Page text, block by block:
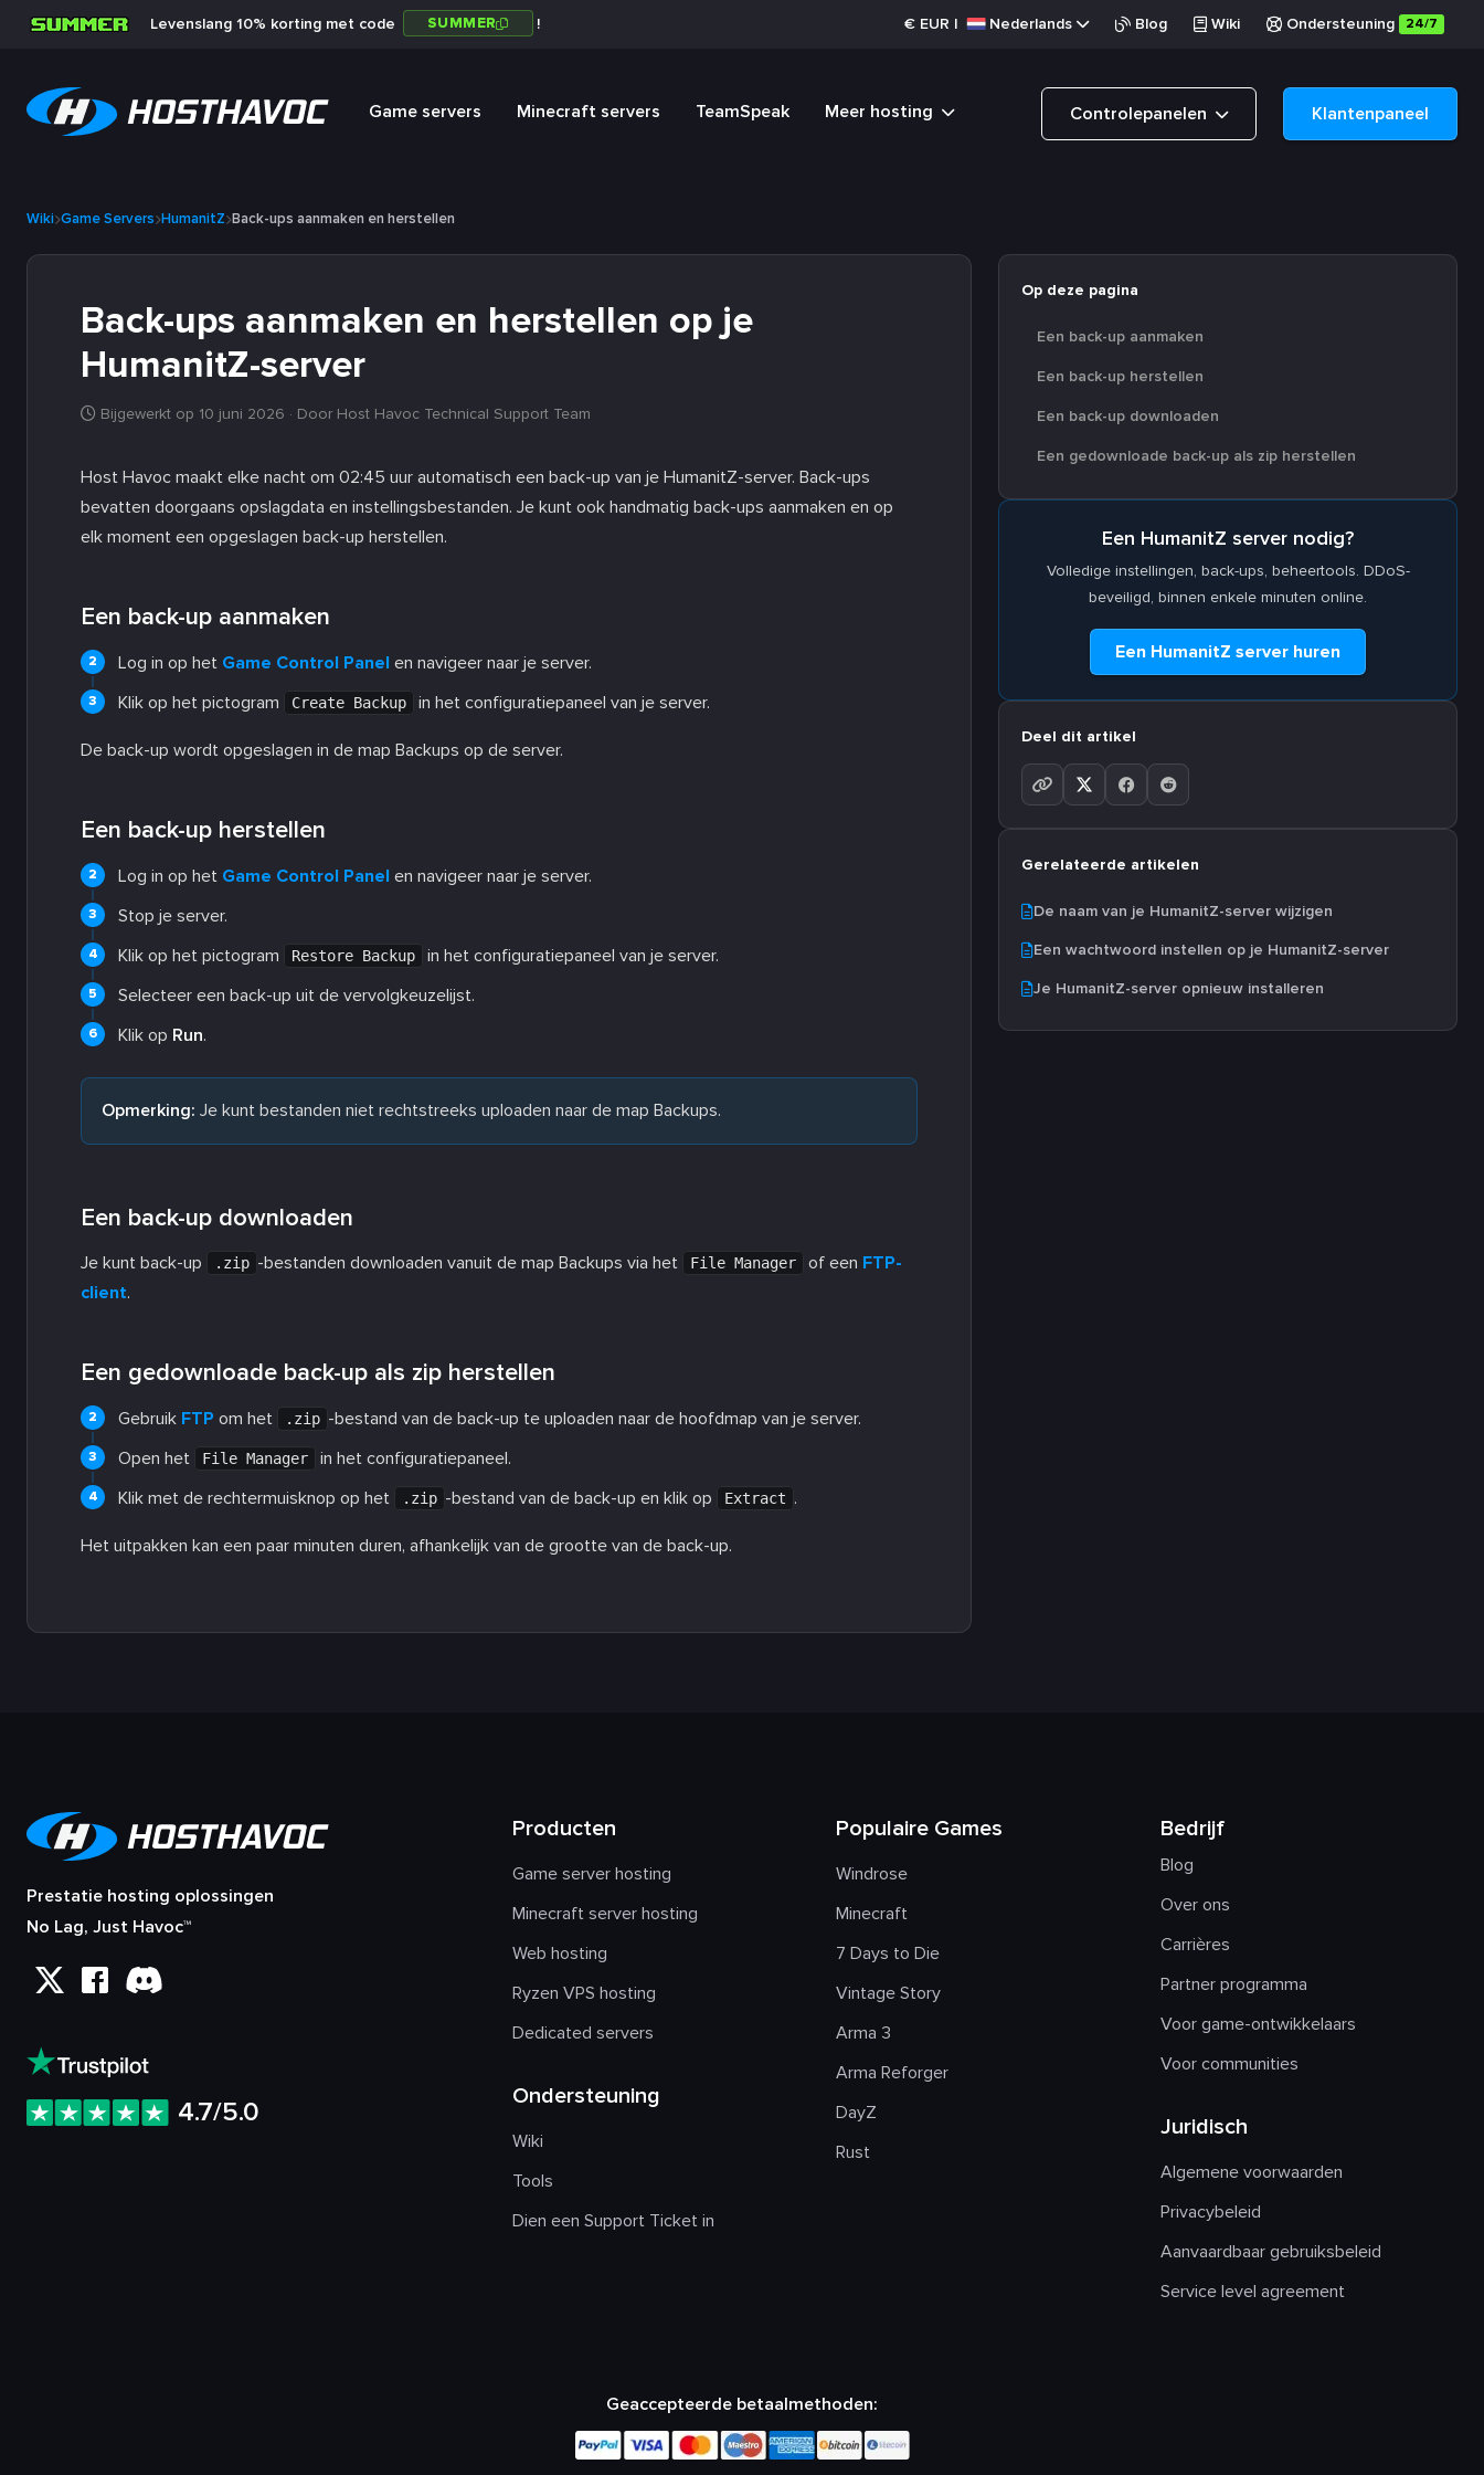
Levenslang 10% korting met code SUMMER ! € EUR | Nederlands Blog Wiki Ondersteuning 24/7
Game servers Minecraft servers TeamSpeak Meer hosting Controlepanelen Klantenpaneel
Wiki Game Servers HumanitZ Back-ups aanmaken en herstellen
Back-ups aanmaken en herstellen op je
HumanitZ-server
Bijgewerkt op 10 juni 2026 · Door Host Havoc Technical Support Team
Host Havoc maakt elke nacht om 02:45 uur automatisch een back-up van je HumanitZ-server. Back-ups
bevatten doorgaans opslagdata en instellingsbestanden. Je kunt ook handmatig back-ups aanmaken en op
elk moment een opgeslagen back-up herstellen.
Een back-up aanmaken
Log in op het Game Control Panel en navigeer naar je server.
Klik op het pictogram
Create Backup in het configuratiepaneel van je server.
De back-up wordt opgeslagen in de map Backups op de server.
Een back-up herstellen
Log in op het Game Control Panel en navigeer naar je server.
Stop je server.
Klik op het pictogram
Restore Backup
in het configuratiepaneel van je server.
Selecteer een back-up uit de vervolgkeuzelijst.
Klik op Run.
Opmerking: Je kunt bestanden niet rechtstreeks uploaden naar de map Backups.
Een back-up downloaden
Je kunt back-up .zip -bestanden downloaden vanuit de map Backups via het File Manager of een FTP-
client.
Een gedownloade back-up als zip herstellen
Gebruik FTP om het .zip -bestand van de back-up te uploaden naar de hoofdmap van je server.
Open het
File Manager
in het configuratiepaneel.
Klik met de rechtermuisknop op het
.zip -bestand van de back-up en klik op Extract .
Het uitpakken kan een paar minuten duren, afhankelijk van de grootte van de back-up.
Op deze pagina
Een back-up aanmaken
Een back-up herstellen
Een back-up downloaden
Een gedownloade back-up als zip herstellen
Een HumanitZ server nodig?
Volledige instellingen, back-ups, beheertools. DDoS-
beveiligd, binnen enkele minuten online.
Een HumanitZ server huren
Deel dit artikel
Gerelateerde artikelen
De naam van je HumanitZ-server wijzigen
Een wachtwoord instellen op je HumanitZ-server
Je HumanitZ-server opnieuw installeren
Prestatie hosting oplossingen
No Lag, Just Havoc™
4.7/5.0
Producten
Game server hosting
Minecraft server hosting
Web hosting
Ryzen VPS hosting
Dedicated servers
Ondersteuning
Wiki
Tools
Dien een Support Ticket in
Populaire Games
Windrose
Minecraft
7 Days to Die
Vintage Story
Arma 3
Arma Reforger
DayZ
Rust
Bedrijf
Blog
Over ons
Carrières
Partner programma
Voor game-ontwikkelaars
Voor communities
Juridisch
Algemene voorwaarden
Privacybeleid
Aanvaardbaar gebruiksbeleid
Service level agreement
Geaccepteerde betaalmethoden: